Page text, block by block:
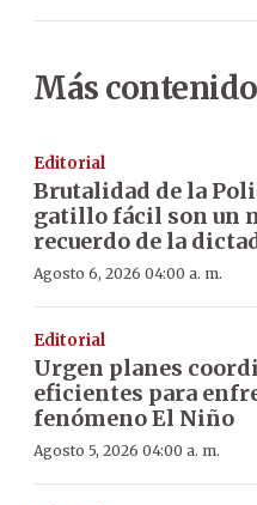
Más
Editorial
Brutalidad de la
gatillo fácil son un
recuerdo de la
Agosto 6, 2026 04:00 a. m.
Editorial
Urgen planes
eficientes para
fenómeno El Niño
Agosto 5, 2026 04:00 a. m.